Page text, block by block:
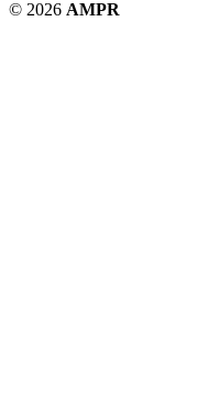
© 2026 AMPR